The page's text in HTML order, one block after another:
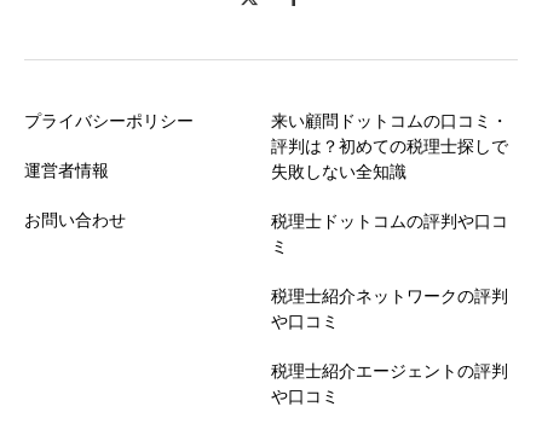
プライバシーポリシー
運営者情報
お問い合わせ
来い顧問ドットコムの口コミ・
評判は？初めての税理士探しで
失敗しない全知識
税理士ドットコムの評判や口コ
ミ
税理士紹介ネットワークの評判
や口コミ
税理士紹介エージェントの評判
や口コミ